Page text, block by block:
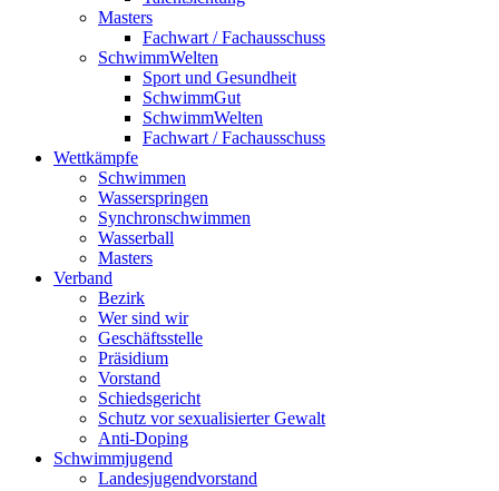
Masters
Fachwart / Fachausschuss
SchwimmWelten
Sport und Gesundheit
SchwimmGut
SchwimmWelten
Fachwart / Fachausschuss
Wettkämpfe
Schwimmen
Wasserspringen
Synchronschwimmen
Wasserball
Masters
Verband
Bezirk
Wer sind wir
Geschäftsstelle
Präsidium
Vorstand
Schiedsgericht
Schutz vor sexualisierter Gewalt
Anti-Doping
Schwimmjugend
Landesjugendvorstand